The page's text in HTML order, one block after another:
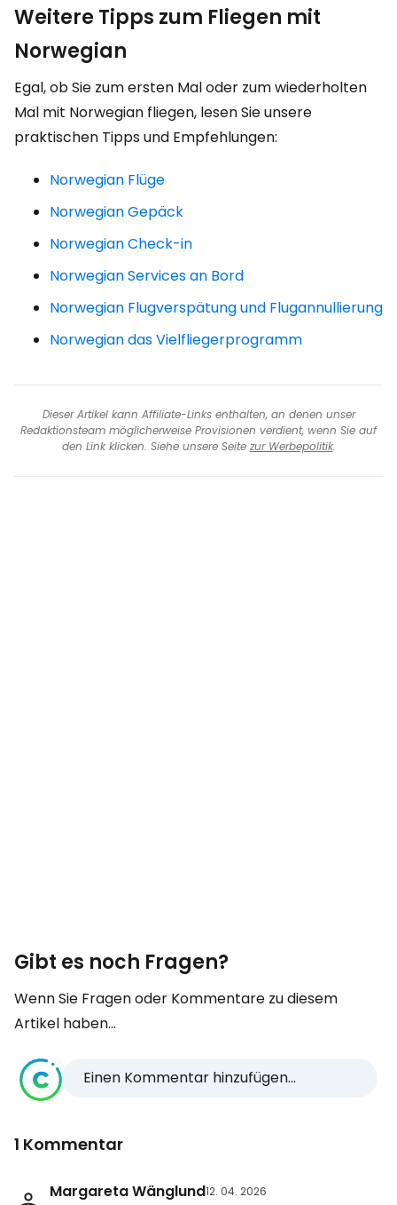
Weitere Tipps zum Fliegen mit
Norwegian
Egal, ob Sie zum ersten Mal oder zum wiederholten
Mal mit Norwegian fliegen, lesen Sie unsere
praktischen Tipps und Empfehlungen:
Norwegian Flüge
Norwegian Gepäck
Norwegian Check-in
Norwegian Services an Bord
Norwegian Flugverspätung und Flugannullierung
Norwegian das Vielfliegerprogramm
Dieser Artikel kann Affiliate-Links enthalten, an denen unser
Redaktionsteam möglicherweise Provisionen verdient, wenn Sie auf
den Link klicken. Siehe unsere Seite zur Werbepolitik.
Gibt es noch Fragen?
Wenn Sie Fragen oder Kommentare zu diesem
Artikel haben...
Einen Kommentar hinzufügen...
1 Kommentar
Margareta Wänglund12. 04. 2026